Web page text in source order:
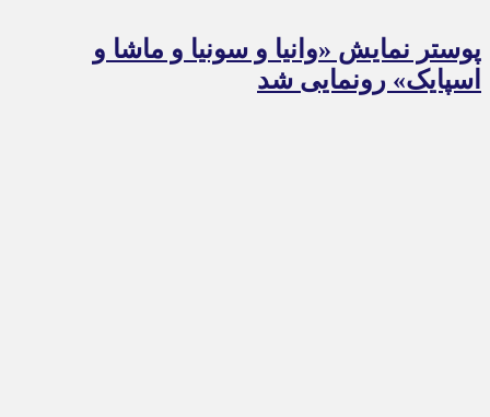
پوستر نمایش «وانیا و سونیا و ماشا و
اسپایک» رونمایی شد